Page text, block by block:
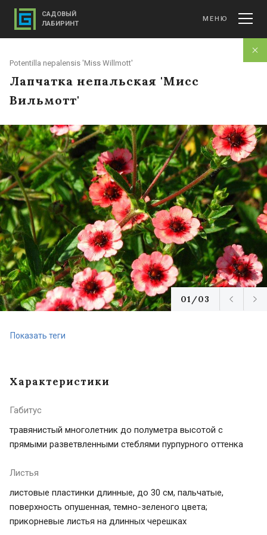
Potentilla nepalensis 'Miss Willmott'
Лапчатка непальская 'Мисс
Вильмотт'
01/03
Показать теги
Характеристики
Габитус
травянистый многолетник до полуметра высотой с
прямыми разветвленными стеблями пурпурного оттенка
Листья
листовые пластинки длинные, до 30 см, пальчатые,
поверхность опушенная, темно-зеленого цвета;
прикорневые листья на длинных черешках
САДОВЫЙ
ЛАБИРИНТ
МЕНЮ